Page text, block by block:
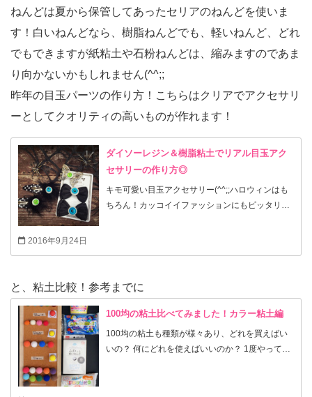
ねんどは夏から保管してあったセリアのねんどを使いま
す！白いねんどなら、樹脂ねんどでも、軽いねんど、どれ
でもできますが紙粘土や石粉ねんどは、縮みますのであま
り向かないかもしれません(^^;;
昨年の目玉パーツの作り方！こちらはクリアでアクセサリ
ーとしてクオリティの高いものが作れます！
ダイソーレジン＆樹脂粘土でリアル目玉アク
セサリーの作り方◎
キモ可愛い目玉アクセサリー(^^;;ハロウィンはも
ちろん！カッコイイファッションにもピッタリで
2016年9月24日
と、粘土比較！参考までに
100均の粘土比べてみました！カラー粘土編
100均の粘土も種類が様々あり、どれを買えばい
いの？ 何にどれを使えばいいのか？ 1度やってみ